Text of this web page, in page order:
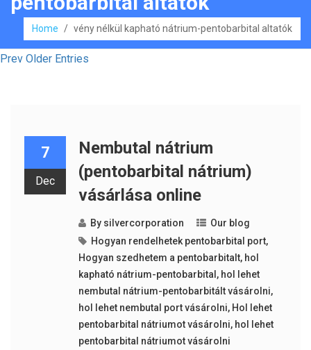
Home / vény nélkül kapható nátrium-pentobarbital altatók
Prev Older Entries
7
Dec
Nembutal nátrium
(pentobarbital nátrium)
vásárlása online
By silvercorporation
Our blog
Hogyan rendelhetek pentobarbital port,
Hogyan szedhetem a pentobarbitalt, hol
kapható nátrium-pentobarbital , hol lehet
nembutal nátrium-pentobarbitált vásárolni,
hol lehet nembutal port vásárolni, Hol lehet
pentobarbital nátriumot vásárolni, hol lehet
pentobarbital nátriumot vásárolni